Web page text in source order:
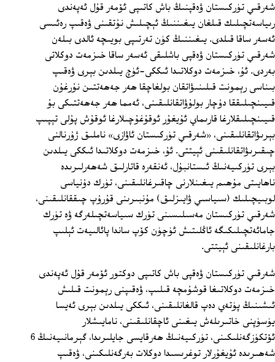
شەرقىي تۈركىستان ۋەقپنىڭ باش كاتىپى ئۆمەر قۇل ئەپەندى
رىياسەتچىلىك قىلغان يىغىننىڭ ئېچىلىش نۇتقىنى ۋەقىپ رەئىسى
ئەسەر ساقا قىلدى. يىغىننىڭ كۈن تەرتىپى بويىچە ئالدى بىلەن
شەرقىي تۈركىستان ۋەقپى باشلىقى ئەسەر ساقا خىزمەت دوكلاتى
بەردى. ئۇ، خىزمەت دوكلاتىدا ئىككى-ئۈچ يىلدىن بېرى ۋەقىپ
بىناسى رېمونت قىلىنىۋاتقان بولغاچقا ھەر جەھەتتىن نۇرغۇن
قىيىنچىلىققا دۇچار بولۇۋاتقانلىقىنى، ئەمما ھەر جەھەتتىكى بۇ
قىيىنچىلىقلارغا قارىماي ئۇيغۇر ئوقۇغۇچىلارغا ئوقۇش پۇلى تېپىپ
بېرىۋاتقانلىقىنى، «شەرقىي تۈركىستان ئاۋازى» ناملىق ژۇرنالنى
چىقىرىۋاتقانلىقىنى ئېيتتى. ئۇ، خىزمەت دوكلاتىدا ئىككى يىلدىن
بېرى تۈركىيەنىڭ ئىستانبۇل، ئەنقەرە قاتارلىق شەھەرلىرىدە
ناھايىتى مۇھىم يىغىنلارنى چاقىرغانلىقىنى، تۈرك دۇنياسى
لوبىيچىلىك (سىياسىي ۋايىزلىق) مۇنبىرىنى قۇرۇپ چىققانلىقىنى،
شەرقىي تۈركىستان مەسىلىسىنى تۈرك سىياسەتچىلەرگە ۋە تۈرك
جامائەتچىلىكىگە ئاڭلىتىش ئۈچۈن كۆپ ساندا پائالىيەت ئېلىپ
بارغانلىقىنى ئېيتتى.
شەرقىي تۈركىستان ۋەقپى باش كاتىپى دوكتور ئۆمەر قۇل ئەپەندى
خىزمەت دوكلاتىغا قوشۇمچە قىلىپ، ۋەقىپنى رېمونت قىلىش
ئىشىنىڭ پۈتەي دەپ قالغانلىقىنى، ئىككى يىلدىن بېرى ئەيسا
يۈسۈپنى خاتىرىلەش يىغىنى ئاچقانلىقىنى، نامايىشلار
ئۆتكۈزگەنلىكىنى، تۈركىيەنىڭ ھەرقايسى جايلىرىدا، گېرمانىيەنىڭ 6
شەھىرىدە ئۇيغۇرلار توغرىسىدا دوكلات بەرگەنلىكىنى، ۋەقىپ